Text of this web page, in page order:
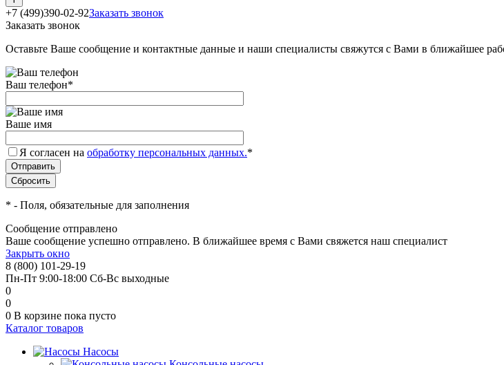
+7 (499)390-02-92Заказать звонок
Заказать звонок
Оставьте Ваше сообщение и контактные данные и наши специалисты свяжутся с Вами в ближайшее
Ваш телефон*
Ваше имя
Я согласен на обработку персональных данных.*
* - Поля, обязательные для заполнения
Сообщение отправлено
Ваше сообщение успешно отправлено. В ближайшее время с Вами свяжется наш специалист
Закрыть окно
8 (800) 101-29-19
Пн-Пт 9:00-18:00 Сб-Вс выходные
0
0
0 В корзине пока пусто
Каталог товаров
Насосы